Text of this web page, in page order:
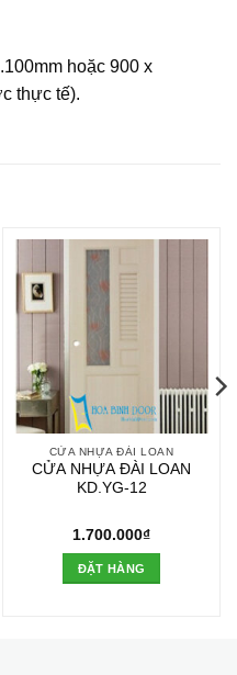
hoặc 900 x
thực tế).
CỬA NHỰA ĐÀI LOAN
CỬA NHỰA ĐÀI LOAN
KD.YG-12
1.700.000₫
ĐẶT HÀNG